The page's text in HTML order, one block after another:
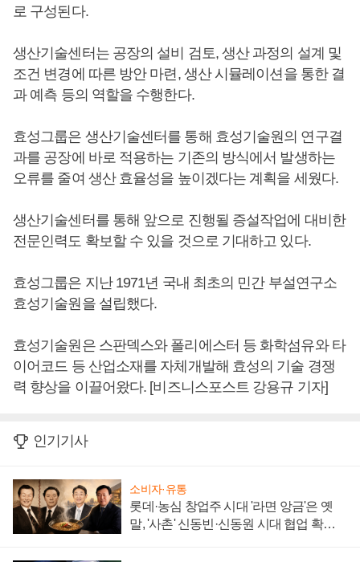
로 구성된다.
생산기술센터는 공장의 설비 검토, 생산 과정의 설계 및
조건 변경에 따른 방안 마련, 생산 시뮬레이션을 통한 결
과 예측 등의 역할을 수행한다.
효성그룹은 생산기술센터를 통해 효성기술원의 연구결
과를 공장에 바로 적용하는 기존의 방식에서 발생하는
오류를 줄여 생산 효율성을 높이겠다는 계획을 세웠다.
생산기술센터를 통해 앞으로 진행될 증설작업에 대비한
전문인력도 확보할 수 있을 것으로 기대하고 있다.
효성그룹은 지난 1971년 국내 최초의 민간 부설연구소
효성기술원을 설립했다.
효성기술원은 스판덱스와 폴리에스터 등 화학섬유와 타
이어코드 등 산업소재를 자체개발해 효성의 기술 경쟁
력 향상을 이끌어왔다. [비즈니스포스트 강용규 기자]
인기기사
소비자·유통
롯데·농심 창업주 시대 '라면 앙금'은 옛
말, '사촌' 신동빈·신동원 시대 협업 확대